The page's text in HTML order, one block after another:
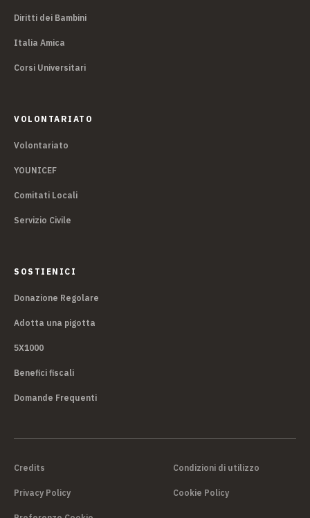
Diritti dei Bambini
Italia Amica
Corsi Universitari
VOLONTARIATO
Volontariato
YOUNICEF
Comitati Locali
Servizio Civile
SOSTIENICI
Donazione Regolare
Adotta una pigotta
5X1000
Benefici fiscali
Domande Frequenti
Credits Condizioni di utilizzo
Privacy Policy Cookie Policy